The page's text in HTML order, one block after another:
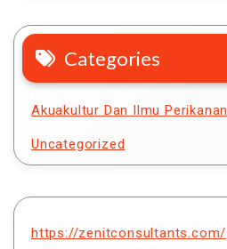
Categories
Akuakultur Dan Ilmu Perikanan
Uncategorized
https://zenitconsultants.com/